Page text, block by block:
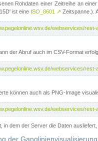
Rohdaten einer Zeitreihe an
ist eine ISO_8601 ↗ Zeitspanne.).
webservices/
der Abruf auch im CSV-Format
webservices/
können auch als PNG-Image
webservices/
in dem der Server die Daten
der